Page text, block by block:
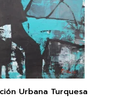
Urbana Turquesa